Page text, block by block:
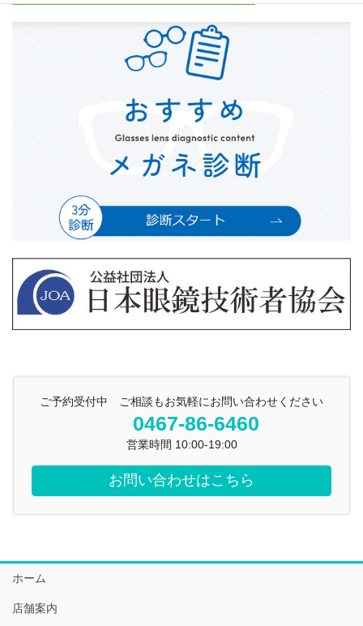
ご予約受付中 ご相談もお気軽にお問い合わせください
0467-86-6460
営業時間 10:00-19:00
お問い合わせはこちら
ホーム
店舗案内